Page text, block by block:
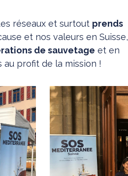
réseaux et surtout prends
et nos valeurs en Suisse,
de sauvetage et en
profit de la mission !